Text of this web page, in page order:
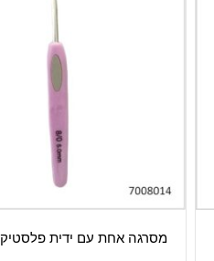
מסרגה אחת עם ידית פלסטיק 5 מ"מ